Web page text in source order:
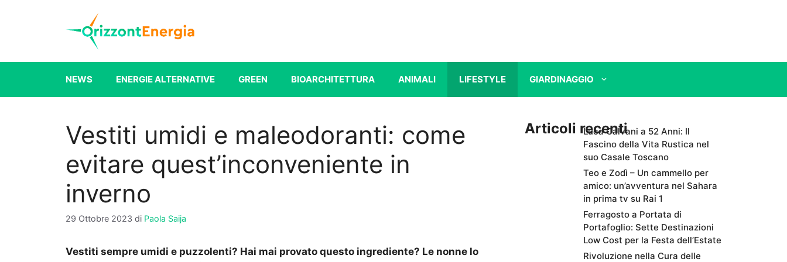
NEWS ENERGIE ALTERNATIVE GREEN BIOARCHITETTURA ANIMALI LIFESTYLE GIARDINAGGIO
Vestiti umidi e maleodoranti: come
evitare quest’inconveniente in
inverno
29 Ottobre 2023 di Paola Saija
Vestiti sempre umidi e puzzolenti? Hai mai provato questo ingrediente? Le nonne lo
Articoli recentiLuca Calvani a 52 Anni: Il
Fascino della Vita Rustica nel
suo Casale Toscano
Teo e Zodì – Un cammello per
amico: un’avventura nel Sahara
in prima tv su Rai 1
Ferragosto a Portata di
Portafoglio: Sette Destinazioni
Low Cost per la Festa dell’Estate
Rivoluzione nella Cura delle